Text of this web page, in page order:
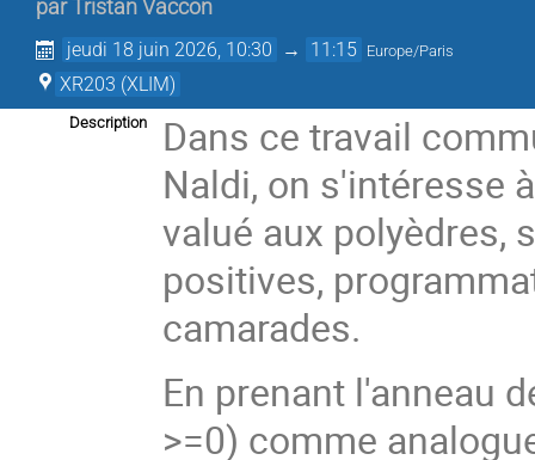
parTristan Vaccon
jeudi 18 juin 2026, 10:30 → 11:15 Europe/Paris
XR203 (XLIM)
Description
Dans ce travail
Naldi, on s'intéresse
valué aux polyèdres,
positives,
camarades.
En prenant l'anneau
>=0) comme